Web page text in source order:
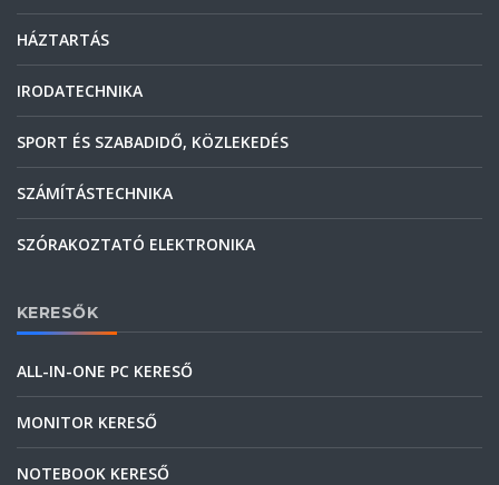
HÁZTARTÁS
IRODATECHNIKA
SPORT ÉS SZABADIDŐ, KÖZLEKEDÉS
SZÁMÍTÁSTECHNIKA
SZÓRAKOZTATÓ ELEKTRONIKA
KERESŐK
ALL-IN-ONE PC KERESŐ
MONITOR KERESŐ
NOTEBOOK KERESŐ